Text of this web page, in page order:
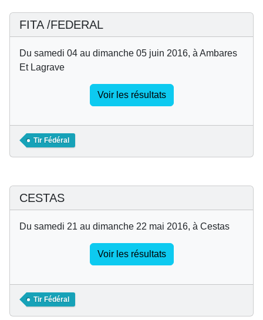
FITA /FEDERAL
Du samedi 04 au dimanche 05 juin 2016, à Ambares
Et Lagrave
Voir les résultats
Tir Fédéral
CESTAS
Du samedi 21 au dimanche 22 mai 2016, à Cestas
Voir les résultats
Tir Fédéral